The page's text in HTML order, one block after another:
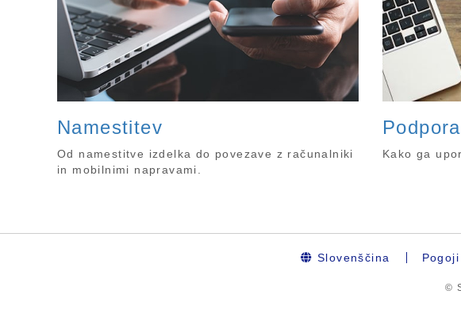
Namestitev
Od namestitve izdelka do povezave z računalniki
in mobilnimi napravami.
Podpora
Kako ga
Slovenščina
©